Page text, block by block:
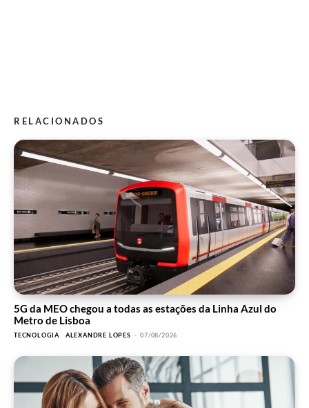
RELACIONADOS
5G da MEO chegou a todas as estações da Linha Azul do
Metro de Lisboa
TECNOLOGIA ALEXANDRE LOPES - 07/08/2026